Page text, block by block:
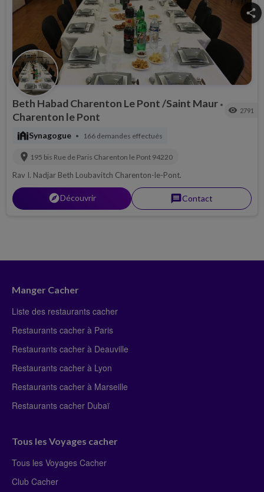
share
Beth Habad Charenton Le Pont /Saint Maur •
Charenton le Pont visibility 2791
synagogueSynagogue • 166 demandes effectués
location_on 195 bis Rue de Paris Charenton le Pont 94220
Rav I. Nadjar Beth Loubavitch Charenton-le-Pont.
explorerDécouvrir messageContact
Manger Cacher
Liste des restaurants cacher
Restaurants cacher à Paris
Restaurants cacher à Deauville
Restaurants cacher à Lyon
Restaurants cacher à Marseille
Restaurants cacher Dubaï
Tous les Voyages cacher
Tous les Voyages Cacher
Club Cacher